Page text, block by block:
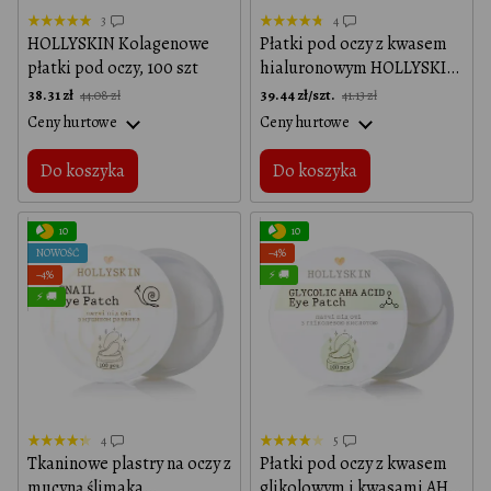
3
HOLLYSKIN Kolagenowe
płatki pod oczy, 100 szt
38.31 zł 44.08 zł
Ceny hurtowe
Do koszyka
4
Płatki pod oczy z kwasem
hialuronowym HOLLYSKIN
Hyaluronic Acid Eye Patch,
100 pcs
39.44 zł/szt. 41.13 zł
Ceny hurtowe
Do koszyka
10
NOWOŚĆ
−4%
⚡ 🚚
4
Tkaninowe plastry na oczy z
10
−4%
⚡ 🚚
5
Płatki pod oczy z kwasem